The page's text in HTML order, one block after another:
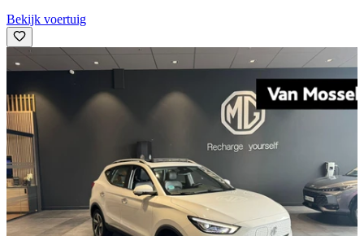
Bekijk voertuig